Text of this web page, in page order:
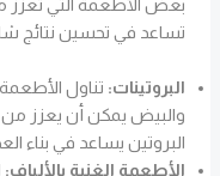
بعض الأطعمة التي تعزز
تساعد في تحسين نتائج
البروتينات: تناول الأطعمة
والبيض يمكن أن يعزز من
البروتين يساعد في بناء
الأطعمة الغنية بالألياف: